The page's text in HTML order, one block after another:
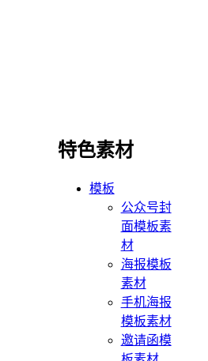
特色素材
模板
公众号封
面模板素
材
海报模板
素材
手机海报
模板素材
邀请函模